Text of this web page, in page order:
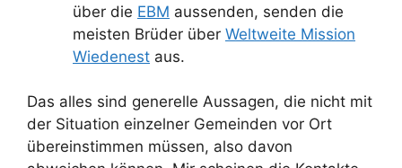
über die EBM aussenden, senden die
meisten Brüder über Weltweite Mission
Wiedenest aus.
Das alles sind generelle Aussagen, die nicht mit
der Situation einzelner Gemeinden vor Ort
übereinstimmen müssen, also davon